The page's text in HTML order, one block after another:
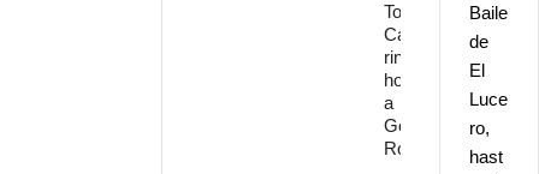
Torre del
Cante
rinde
homenaje
a
Gonzalo
Rojo
Baile
de
El
Luce
ro,
hast